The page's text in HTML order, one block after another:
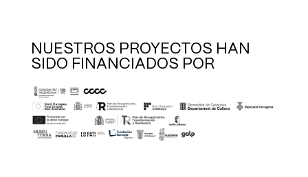
NUESTROS PROYECTOS HAN
SIDO FINANCIADOS POR